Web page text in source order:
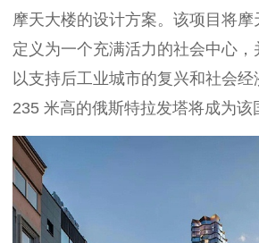
摩天大楼的设计方案。该项目将
定义为一个充满活力的社会中心，
以支持后工业城市的复兴和社会经
235 米高的俄斯特拉发塔将成为该